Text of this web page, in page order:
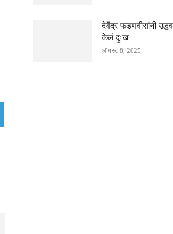
देवेंद्र फडणवीसांनी
केलं दुःख
ऑगस्ट 8, 2025